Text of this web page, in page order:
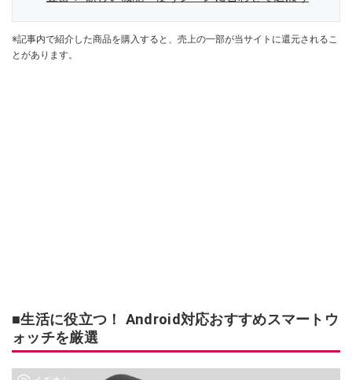
※記事内で紹介した商品を購入すると、売上の一部が当サイトに還元されるこ
とがあります。
■生活に役立つ！ Android対応おすすめスマートウ
ォッチを厳選